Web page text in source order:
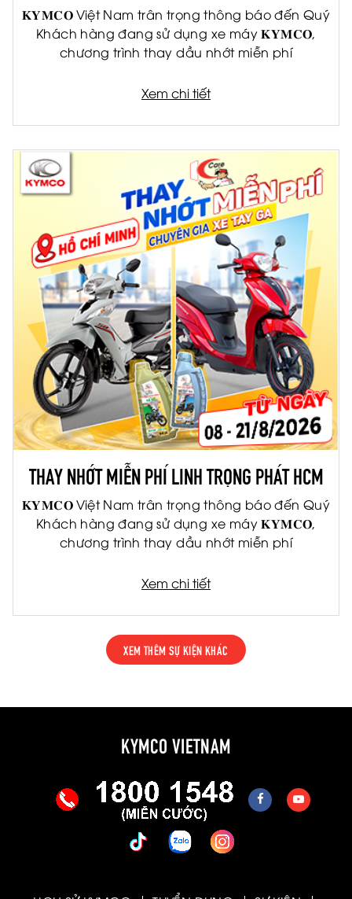
𝐊𝐘𝐌𝐂𝐎 Việt Nam trân trọng thông báo đến Quý
Khách hàng đang sử dụng xe máy 𝐊𝐘𝐌𝐂𝐎,
chương trình thay dầu nhớt miễn phí
Xem chi tiết
THAY NHỚT MIỄN PHÍ LINH TRỌNG PHÁT HCM
𝐊𝐘𝐌𝐂𝐎 Việt Nam trân trọng thông báo đến Quý
Khách hàng đang sử dụng xe máy 𝐊𝐘𝐌𝐂𝐎,
chương trình thay dầu nhớt miễn phí
Xem chi tiết
XEM THÊM SỰ KIỆN KHÁC
KYMCO VIETNAM